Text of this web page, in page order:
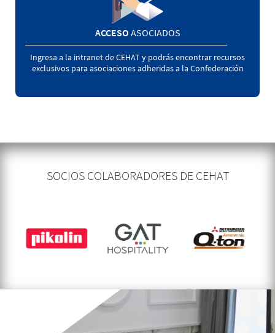
ACCESO ASOCIADOS
Ingresa a la intranet de CEHAT y podrás encontrar recursos
exclusivos para asociaciones adheridas a la Confederación
SOCIOS COLABORADORES DE CEHAT